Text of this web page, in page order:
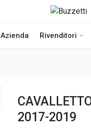
Azienda Rivenditori
2017-2019